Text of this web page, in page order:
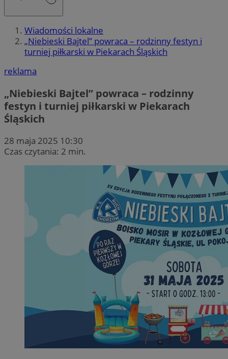
Wiadomości lokalne
„Niebieski Bajtel” powraca – rodzinny festyn i
turniej piłkarski w Piekarach Śląskich
reklama
„Niebieski Bajtel” powraca – rodzinny
festyn i turniej piłkarski w Piekarach
Śląskich
28 maja 2025 10:30
Czas czytania: 2 min.